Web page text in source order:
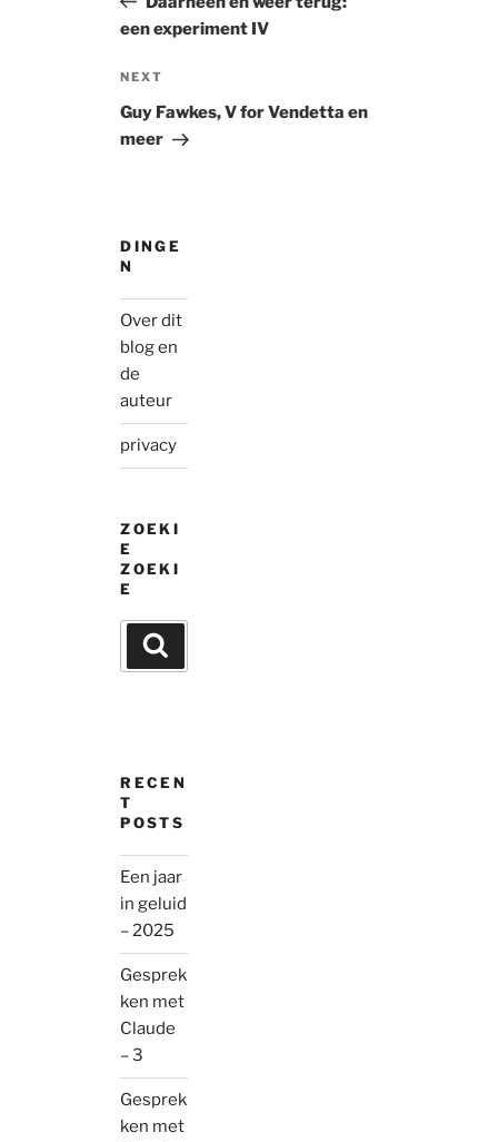
een experiment IV
Next
Post
NEXT
Guy Fawkes, V for Vendetta en
meer
DINGE
N
Over dit
blog en
de
auteur
privacy
ZOEKI
E
ZOEKI
E
Search
for:
RECEN
T
POSTS
Een jaar
in geluid
– 2025
Gesprek
ken met
Claude
– 3
Gesprek
ken met